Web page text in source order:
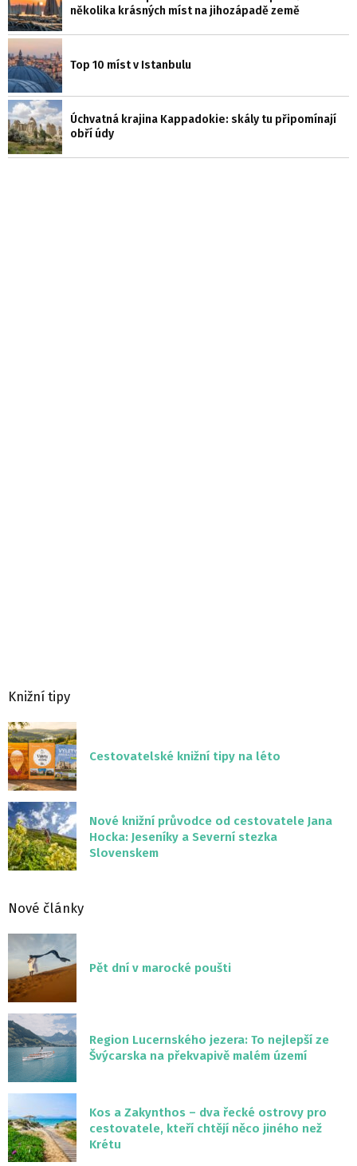
několika krásných míst na jihozápadě země
Top 10 míst v Istanbulu
Úchvatná krajina Kappadokie: skály tu připomínají
obří údy
Knižní tipy
Cestovatelské knižní tipy na léto
Nové knižní průvodce od cestovatele Jana
Hocka: Jeseníky a Severní stezka
Slovenskem
Nové články
Pět dní v marocké poušti
Region Lucernského jezera: To nejlepší ze
Švýcarska na překvapivě malém území
Kos a Zakynthos – dva řecké ostrovy pro
cestovatele, kteří chtějí něco jiného než
Krétu